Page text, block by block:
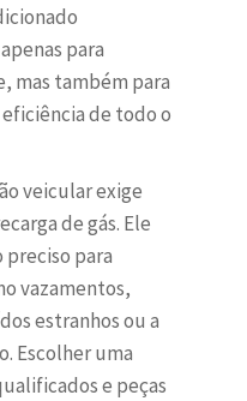
para
mas também para
de todo o
veicular exige
de gás. Ele
para
vazamentos,
estranhos ou a
Escolher uma
e peças